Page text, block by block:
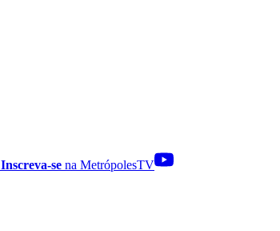
Inscreva-se na MetrópolesTV